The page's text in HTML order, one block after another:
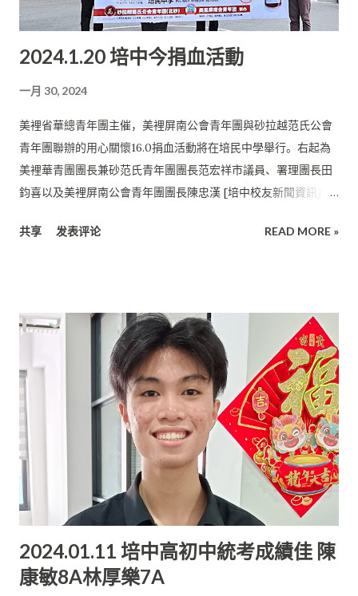
2024.1.20 培中今捐血活動
一月 30, 2024
美裡省華總青年團主催，美裡屏南公會青年團與砂拉越范氏公會
青年團聯辦的用心關懷16.0捐血活動將在培民中學舉行。右起為
美裡華青團團長兼砂范氏青年團團長范宏祥市議員、署理團長田
鈞喜以及美裡屏南公會青年團團長陳忠漢 [培中校友新聞資訊] (
屏南公會青年團與砂拉越范氏公會青年團聯辦的用心關懷16.0捐
力量，協助美裡醫院血庫向外界招募血液，以備不時之需。 美裡
醫院血庫中心目前的血液供應正常，有賴於各界人士與美裡市民
在持續給予支持踴躍響應捐血活動。 因此他希望民眾繼續給予支
持，前來培民中學捐血，讓血庫可以幫助更多有需要的人。
共享 发表评论 READ MORE »
2024.01.11 培中高初中統考成績佳 陳
康敏8A林厚樂7A